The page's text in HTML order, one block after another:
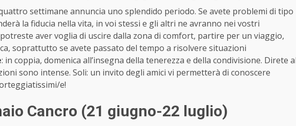
settimane annuncia uno splendido periodo. Se avete problemi di tipo
la fiducia nella vita, in voi stessi e gli altri ne avranno nei vostri
aver voglia di uscire dalla zona di comfort, partire per un viaggio,
soprattutto se avete passato del tempo a risolvere situazioni
: in coppia, domenica all’insegna della tenerezza e della condivisione. Direte
sono intense. Soli: un invito degli amici vi permetterà di conoscere
e!
Cancro (21 giugno-22 luglio)